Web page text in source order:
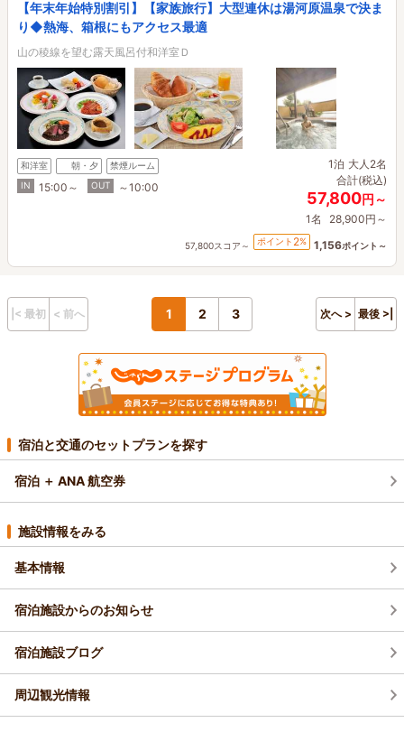
【年末年始特別割引】【家族旅行】大型連休は湯河原温泉で決ま
り◆熱海、箱根にもアクセス最適
山の稜線を望む露天風呂付和洋室Ｄ
和洋室 朝・夕
禁煙ルーム
IN
15:00～ OUT ～10:00
1泊 大人2名
合計(税込)
57,800円～
1名 28,900円～
57,800スコア～ ポイント 2% 1,156ポイント～
|< 最初 < 前へ 1 2 3 次へ > 最後 >|
宿泊と交通のセットプランを探す
宿泊 ＋ ANA 航空券
施設情報をみる
基本情報
宿泊施設からのお知らせ
宿泊施設ブログ
周辺観光情報